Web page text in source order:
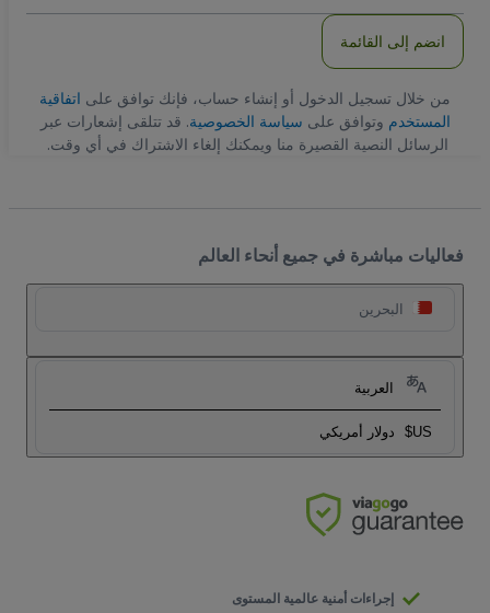
انضم إلى القائمة
من خلال تسجيل الدخول أو إنشاء حساب، فإنك توافق على اتفاقية
المستخدم وتوافق على سياسة الخصوصية. قد تتلقى إشعارات عبر
الرسائل النصية القصيرة منا ويمكنك إلغاء الاشتراك في أي وقت.
فعاليات مباشرة في جميع أنحاء العالم
البحرين
العربية
US$ دولار أمريكي
إجراءات أمنية عالمية المستوى